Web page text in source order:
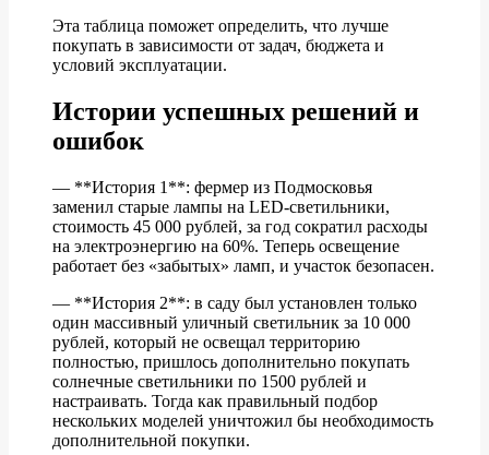
Эта таблица поможет определить, что лучше
покупать в зависимости от задач, бюджета и
условий эксплуатации.
Истории успешных решений и
ошибок
— **История 1**: фермер из Подмосковья
заменил старые лампы на LED-светильники,
стоимость 45 000 рублей, за год сократил расходы
на электроэнергию на 60%. Теперь освещение
работает без «забытых» ламп, и участок безопасен.
— **История 2**: в саду был установлен только
один массивный уличный светильник за 10 000
рублей, который не освещал территорию
полностью, пришлось дополнительно покупать
солнечные светильники по 1500 рублей и
настраивать. Тогда как правильный подбор
нескольких моделей уничтожил бы необходимость
дополнительной покупки.